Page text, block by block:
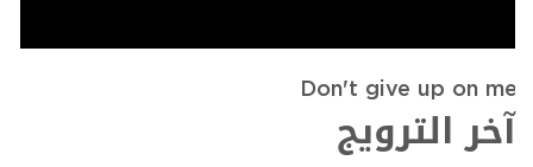
Don't give up on me
آخر الترويج